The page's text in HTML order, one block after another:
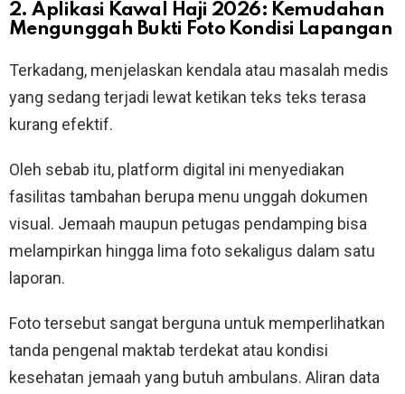
2. Aplikasi Kawal Haji 2026: Kemudahan
Mengunggah Bukti Foto Kondisi Lapangan
Terkadang, menjelaskan kendala atau masalah medis
yang sedang terjadi lewat ketikan teks teks terasa
kurang efektif.
Oleh sebab itu, platform digital ini menyediakan
fasilitas tambahan berupa menu unggah dokumen
visual. Jemaah maupun petugas pendamping bisa
melampirkan hingga lima foto sekaligus dalam satu
laporan.
Foto tersebut sangat berguna untuk memperlihatkan
tanda pengenal maktab terdekat atau kondisi
kesehatan jemaah yang butuh ambulans. Aliran data